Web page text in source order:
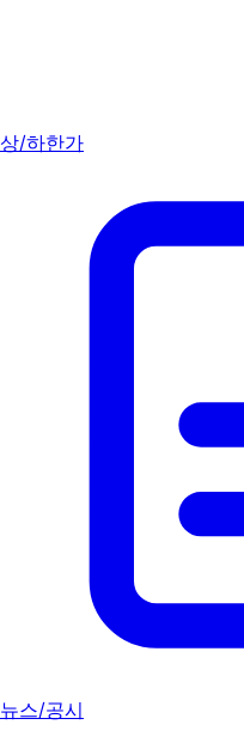
상/하한가
뉴스/공시